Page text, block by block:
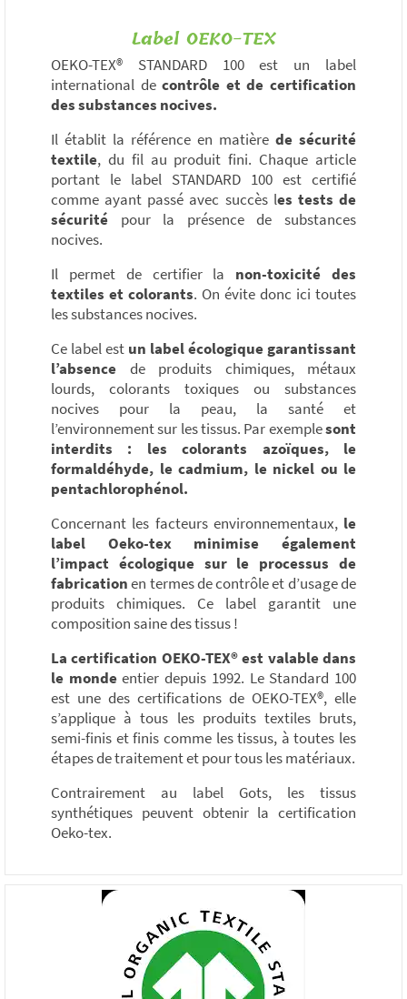
Label OEKO-TEX
OEKO-TEX® STANDARD 100 est un label
international decontrôle et de certification
des substances nocives.
Il établit la référence en matière de sécurité
textile, du fil au produit fini. Chaque article
portant le label STANDARD 100 est certifié
comme ayant passé avec succès les tests de
sécurité pour la présence de substances
nocives.
Il permet de certifier la non-toxicité des
textiles et colorants. On évite donc ici toutes
les substances nocives.
Ce label est un label écologique garantissant
l’absence de produits chimiques, métaux
lourds, colorants toxiques ou substances
nocives pour la peau, la santé et
l’environnement sur les tissus. Par exemplesont
interdits : les colorants azoïques, le
formaldéhyde, le cadmium, le nickel ou le
pentachlorophénol.
Concernant les facteurs environnementaux,le
label Oeko-tex minimise également
l’impact écologique sur le processus de
fabricationen termes de contrôle et d’usage de
produits chimiques. Ce label garantit une
composition saine des tissus !
La certification OEKO-TEX® est valable dans
le mondeentier depuis 1992. Le Standard 100
est une des certifications de OEKO-TEX®, elle
s’applique à tous les produits textiles bruts,
semi-finis et finis comme les tissus, à toutes les
étapes de traitement et pour tous les matériaux.
Contrairement au label Gots, les tissus
synthétiques peuvent obtenir la certification
Oeko-tex.